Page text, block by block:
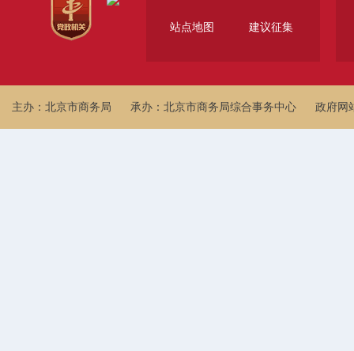
站点地图 建议征集
主办：北京市商务局 承办：北京市商务局综合事务中心 政府网